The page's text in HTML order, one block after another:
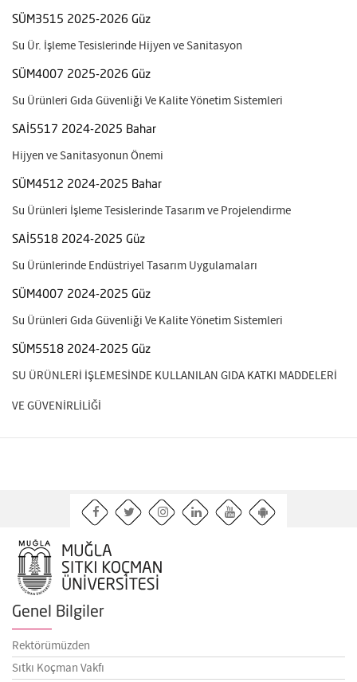
SÜM3515 2025-2026 Güz
Su Ür. İşleme Tesislerinde Hijyen ve Sanitasyon
SÜM4007 2025-2026 Güz
Su Ürünleri Gıda Güvenliği Ve Kalite Yönetim Sistemleri
SAİ5517 2024-2025 Bahar
Hijyen ve Sanitasyonun Önemi
SÜM4512 2024-2025 Bahar
Su Ürünleri İşleme Tesislerinde Tasarım ve Projelendirme
SAİ5518 2024-2025 Güz
Su Ürünlerinde Endüstriyel Tasarım Uygulamaları
SÜM4007 2024-2025 Güz
Su Ürünleri Gıda Güvenliği Ve Kalite Yönetim Sistemleri
SÜM5518 2024-2025 Güz
SU ÜRÜNLERİ İŞLEMESİNDE KULLANILAN GIDA KATKI MADDELERİ
VE GÜVENİRLİLİĞİ
Genel Bilgiler
Rektörümüzden
Sıtkı Koçman Vakfı